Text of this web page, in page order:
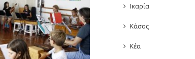
Ικαρία
Κάσος
Κέα